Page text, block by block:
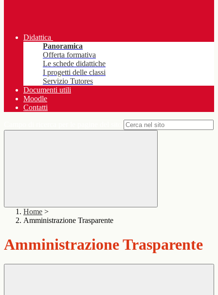
Didattica
Panoramica
Offerta formativa
Le schede didattiche
I progetti delle classi
Servizio Tutores
Documenti utili
Moodle
Contatti
Home >
Amministrazione Trasparente
Amministrazione Trasparente